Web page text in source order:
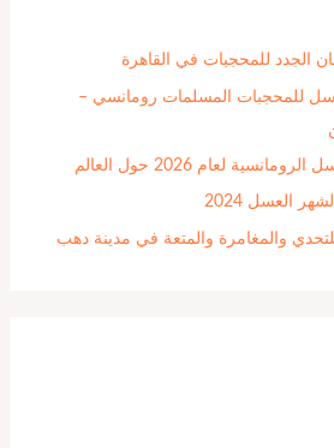
الجدد للمحجبات في القاهرة
للمحجبات المسلمات رومانسي –
لعام 2026 حول العالم
والمغامرة والمتعة في مدينة دهب